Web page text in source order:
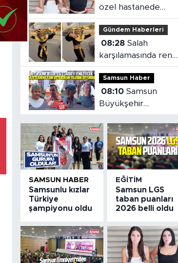
özel hastanede
gurbetçiye 71 bin
liralık fatura
Gündem Haberleri
08:28 Salah
karşılamasında renkli
anlar:Firavun
Trabzon'da!
Samsun Haber
08:10 Samsun
Büyükşehir
Cumhuriyet
Caddesi'nde çalışma
başlattı
SAMSUN HABER
Samsunlu kızlar
Türkiye
şampiyonu oldu
EĞITIM
Samsun LGS
taban puanları
2026 belli oldu